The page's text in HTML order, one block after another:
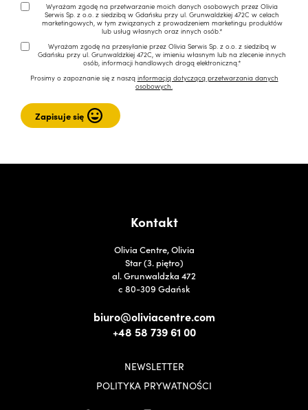
Wyrażam zgodę na przetwarzanie moich danych osobowych przez Olivia
Serwis Sp. z o.o. z siedzibą w Gdańsku przy ul. Grunwaldzkiej 472C w celach
marketingowych, w tym związanych z prowadzeniem marketingu produktów
lub usług własnych oraz innych osób.*
Wyrażam zgodę na przesyłanie przez Olivia Serwis Sp. z o.o. z siedzibą w
Gdańsku przy ul. Grunwaldzkiej 472C, w imieniu własnym lub na zlecenie innych
osób, informacji handlowych drogą elektroniczną.*
Prosimy o zapoznanie się z naszą informacją dotyczącą przetwarzania danych
osobowych.
Kontakt
Olivia Centre, Olivia
Star (3. piętro)
al. Grunwaldzka 472
c 80-309 Gdańsk
biuro@oliviacentre.com
+48 58 739 61 00
NEWSLETTER
POLITYKA PRYWATNOŚCI